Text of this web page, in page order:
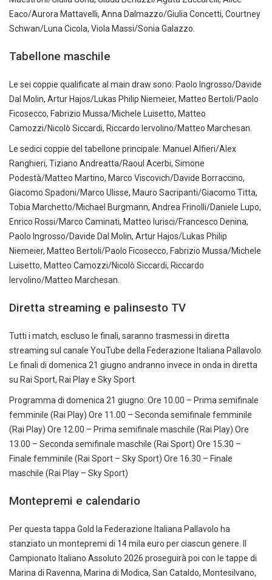
Eaco/Aurora Mattavelli, Anna Dalmazzo/Giulia Concetti, Courtney
Schwan/Luna Cicola, Viola Massi/Sonia Galazzo.
Tabellone maschile
Le sei coppie qualificate al main draw sono: Paolo Ingrosso/Davide
Dal Molin, Artur Hajos/Lukas Philip Niemeier, Matteo Bertoli/Paolo
Ficosecco, Fabrizio Mussa/Michele Luisetto, Matteo
Camozzi/Nicolò Siccardi, Riccardo Iervolino/Matteo Marchesan.
Le sedici coppie del tabellone principale: Manuel Alfieri/Alex
Ranghieri, Tiziano Andreatta/Raoul Acerbi, Simone
Podestà/Matteo Martino, Marco Viscovich/Davide Borraccino,
Giacomo Spadoni/Marco Ulisse, Mauro Sacripanti/Giacomo Titta,
Tobia Marchetto/Michael Burgmann, Andrea Frinolli/Daniele Lupo,
Enrico Rossi/Marco Caminati, Matteo Iurisci/Francesco Denina,
Paolo Ingrosso/Davide Dal Molin, Artur Hajos/Lukas Philip
Niemeier, Matteo Bertoli/Paolo Ficosecco, Fabrizio Mussa/Michele
Luisetto, Matteo Camozzi/Nicolò Siccardi, Riccardo
Iervolino/Matteo Marchesan.
Diretta streaming e palinsesto TV
Tutti i match, escluso le finali, saranno trasmessi in diretta
streaming sul canale YouTube della Federazione Italiana Pallavolo.
Le finali di domenica 21 giugno andranno invece in onda in diretta
su Rai Sport, Rai Play e Sky Sport.
Programma di domenica 21 giugno: Ore 10.00 – Prima semifinale
femminile (Rai Play) Ore 11.00 – Seconda semifinale femminile
(Rai Play) Ore 12.00 – Prima semifinale maschile (Rai Play) Ore
13.00 – Seconda semifinale maschile (Rai Sport) Ore 15.30 –
Finale femminile (Rai Sport – Sky Sport) Ore 16.30 – Finale
maschile (Rai Play – Sky Sport)
Montepremi e calendario
Per questa tappa Gold la Federazione Italiana Pallavolo ha
stanziato un montepremi di 14 mila euro per ciascun genere. Il
Campionato Italiano Assoluto 2026 proseguirà poi con le tappe di
Marina di Ravenna, Marina di Modica, San Cataldo, Montesilvano,